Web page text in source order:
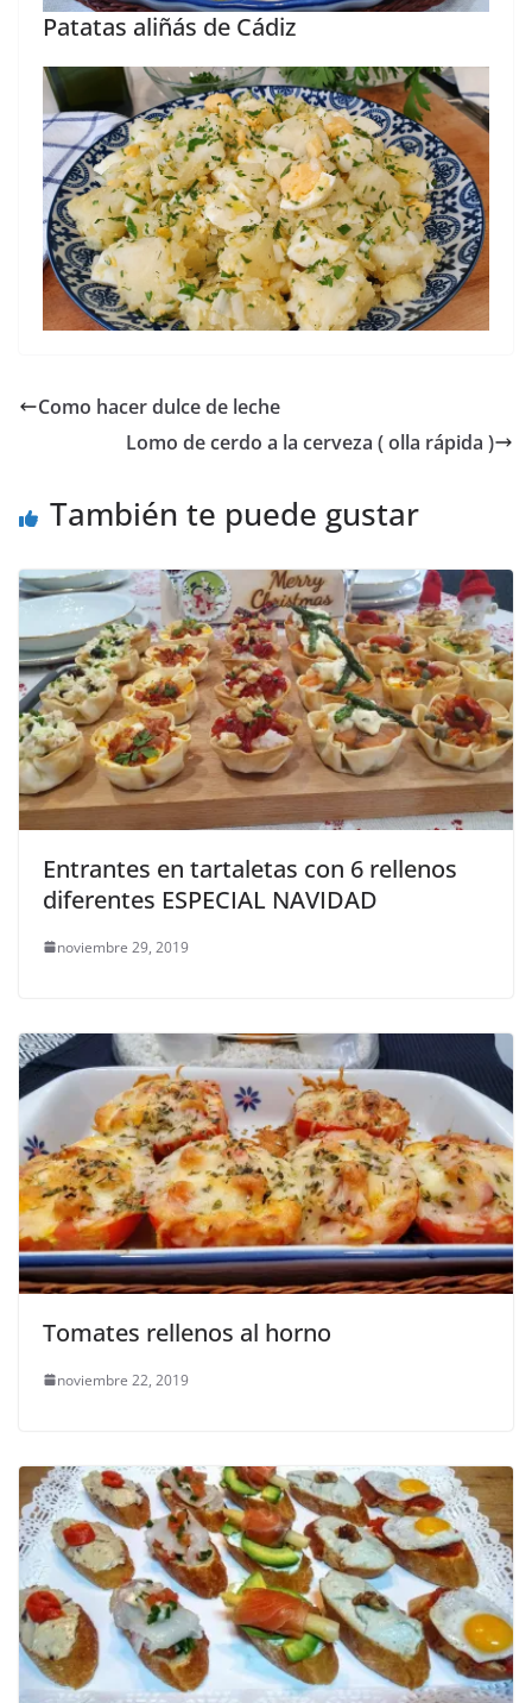
Patatas aliñás de Cádiz
Como hacer dulce de leche
Lomo de cerdo a la cerveza ( olla rápida )
También te puede gustar
Entrantes en tartaletas con 6 rellenos
diferentes ESPECIAL NAVIDAD
noviembre 29, 2019
Tomates rellenos al horno
noviembre 22, 2019